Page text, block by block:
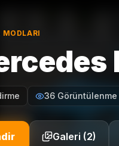
MODLARI
36 Görüntülenme
Galeri (2)